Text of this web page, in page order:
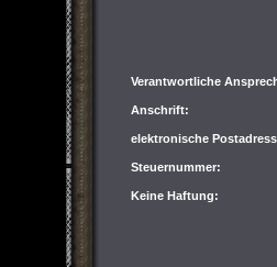
Verantwortliche
Anschrift:
elektronische
Steuernummer:
Keine Haftung: